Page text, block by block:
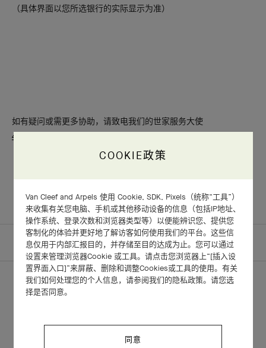
（具体界面以您所选银行的实际显示为准）
如有疑问或需更多协助，请致电我们的世家服务大使
400 623 7878
（周一至周日 9:00-18:00）
主页 银行转账
步入世家的迷人世界：探索系列作品、活动和精湛工艺。邀您先览Van
COOKIE政策
Van Cleef and Arpels 使用 Cookie, SDK, Pixels（统称“工具”）
来收集有关您电脑、手机或其他移动设备的信息（包括IP地址、
操作系统、登录次数和浏览器类型等）以便能辨识您、提供您
客制化的体验并更好地了解访客如何使用我们的平台。这些信
息仅用于内部汇报目的，并存储至目的达成为止。您可以通过
设置来管理浏览器Cookie 或工具。请点击您浏览器上“[插入设
置界面入口]”来屏蔽、删除和调整Cookies或工具的使用。有关
我们如何处理您的个人信息，请参阅我们的隐私政策。请您选
择是否同意。
同意